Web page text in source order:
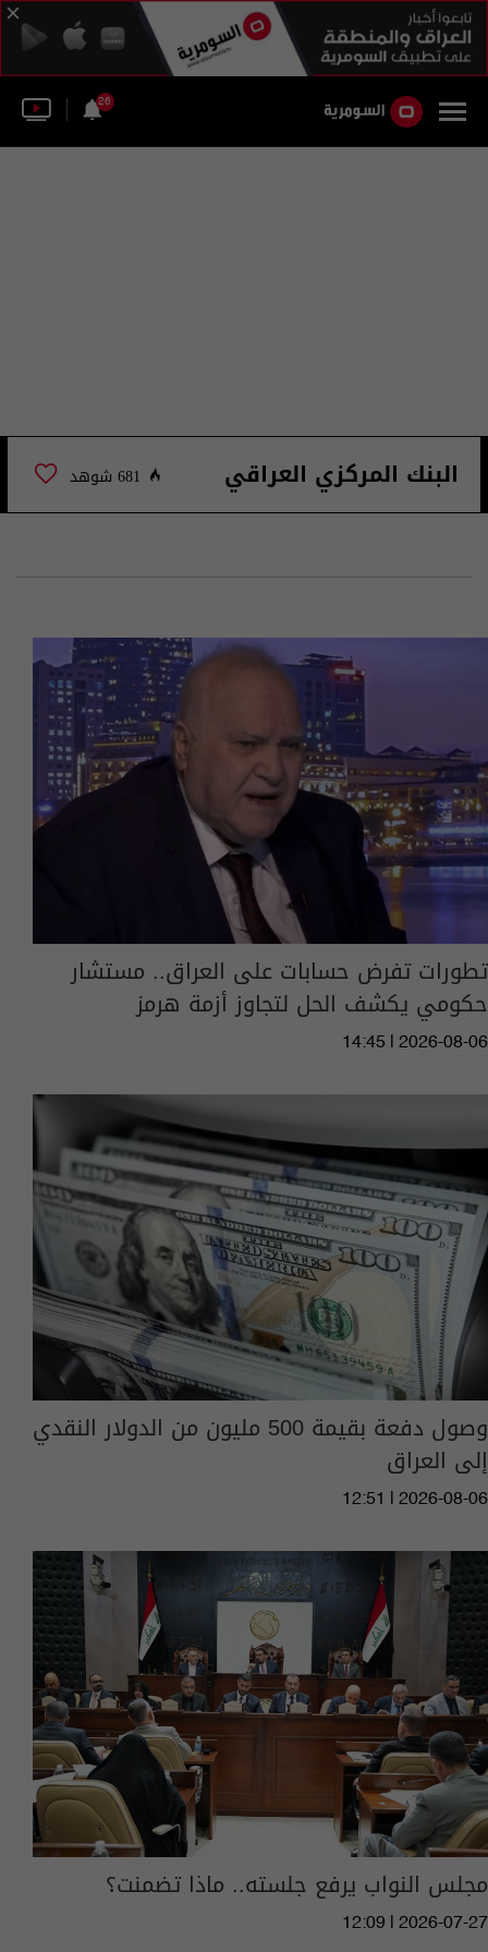
26
البنك المركزي العراقي 681 شوهد
تطورات تفرض حسابات على العراق.. مستشار
حكومي يكشف الحل لتجاوز أزمة هرمز
14:45 | 2026-08-06
وصول دفعة بقيمة 500 مليون من الدولار النقدي
إلى العراق
12:51 | 2026-08-06
مجلس النواب يرفع جلسته.. ماذا تضمنت؟
12:09 | 2026-07-27